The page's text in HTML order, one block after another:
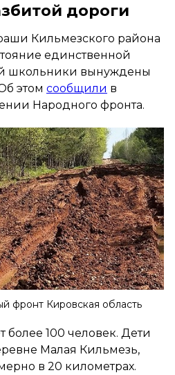
дороги
Кильмезского района
единственной
школьники вынуждены
этом сообщили в
Народного фронта.
фронт Кировская область
100 человек. Дети
Малая Кильмезь,
в 20 километрах.